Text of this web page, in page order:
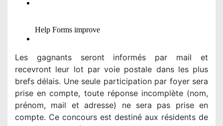
Les gagnants seront informés par mail et
recevront leur lot par voie postale dans les plus
brefs délais. Une seule participation par foyer sera
prise en compte, toute réponse incomplète (nom,
prénom, mail et adresse) ne sera pas prise en
compte. Ce concours est destiné aux résidents de